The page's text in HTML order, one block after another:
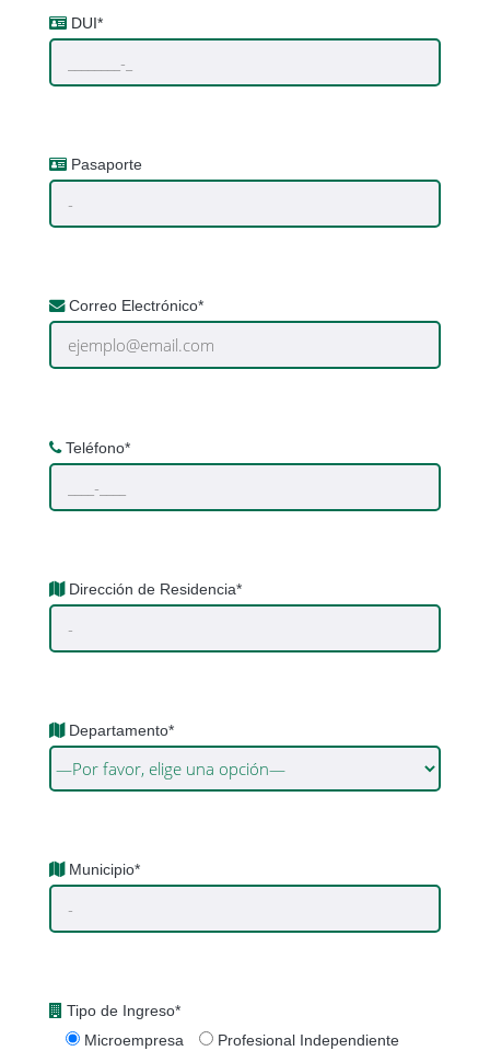
DUI*
Pasaporte
Correo Electrónico*
Teléfono*
Dirección de Residencia*
Departamento*
Municipio*
Tipo de Ingreso*
Microempresa
Profesional Independiente